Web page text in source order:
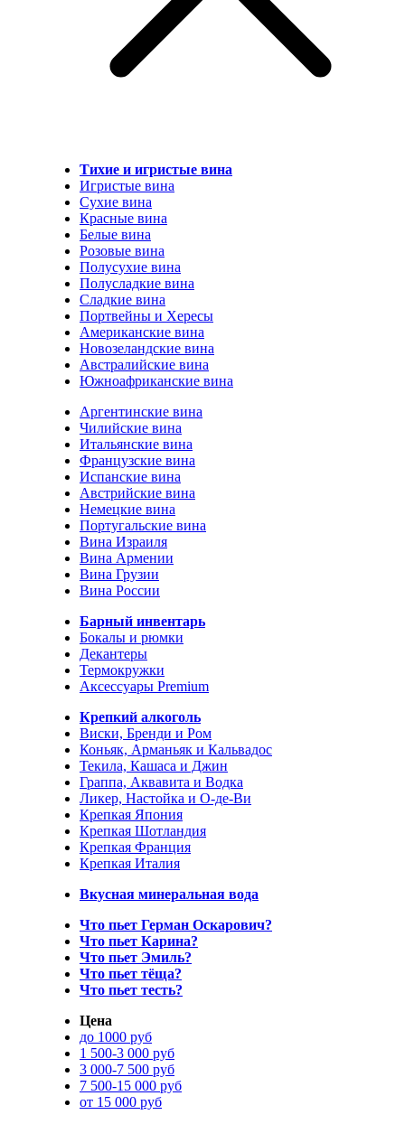
Тихие и игристые вина
Игристые вина
Сухие вина
Красные вина
Белые вина
Розовые вина
Полусухие вина
Полусладкие вина
Сладкие вина
Портвейны и Хересы
Американские вина
Новозеландские вина
Австралийские вина
Южноафриканские вина
Аргентинские вина
Чилийские вина
Итальянские вина
Французские вина
Испанские вина
Австрийские вина
Немецкие вина
Португальские вина
Вина Израиля
Вина Армении
Вина Грузии
Вина России
Барный инвентарь
Бокалы и рюмки
Декантеры
Термокружки
Аксессуары Premium
Крепкий алкоголь
Виски, Бренди и Ром
Коньяк, Арманьяк и Кальвадос
Текила, Кашаса и Джин
Граппа, Аквавита и Водка
Ликер, Настойка и О-де-Ви
Крепкая Япония
Крепкая Шотландия
Крепкая Франция
Крепкая Италия
Вкусная минеральная вода
Что пьет Герман Оскарович?
Что пьет Карина?
Что пьет Эмиль?
Что пьет тёща?
Что пьет тесть?
Цена
до 1000 руб
1 500-3 000 руб
3 000-7 500 руб
7 500-15 000 руб
от 15 000 руб